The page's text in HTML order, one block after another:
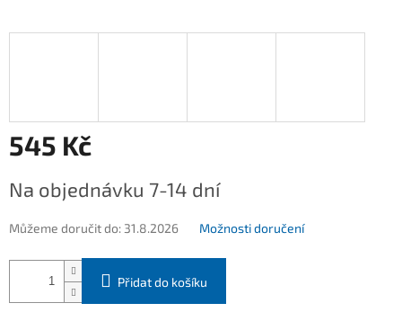
545 Kč
cena:
Na objednávku 7-14 dní
Můžeme doručit do: 31.8.2026 Možnosti doručení
Přidat do košíku